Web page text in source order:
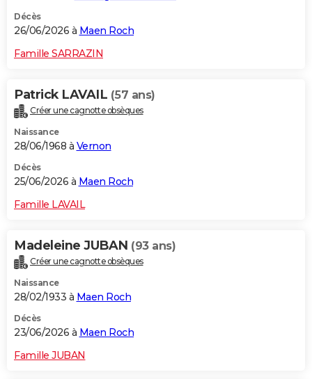
Décès
26/06/2026 à Maen Roch
Famille SARRAZIN
Patrick LAVAIL (57 ans)
Créer une cagnotte obsèques
Naissance
28/06/1968 à Vernon
Décès
25/06/2026 à Maen Roch
Famille LAVAIL
Madeleine JUBAN (93 ans)
Créer une cagnotte obsèques
Naissance
28/02/1933 à Maen Roch
Décès
23/06/2026 à Maen Roch
Famille JUBAN